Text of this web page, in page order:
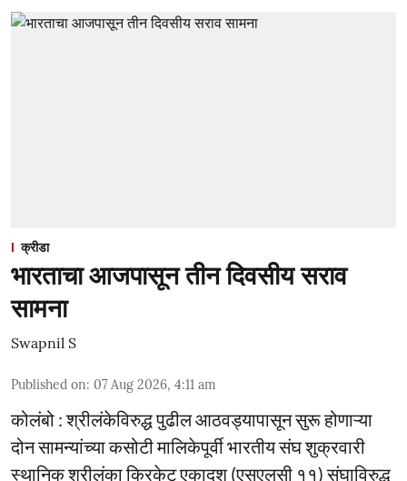
क्रीडा
भारताचा आजपासून तीन दिवसीय सराव
सामना
Swapnil S
Published on: 07 Aug 2026, 4:11 am
कोलंबो : श्रीलंकेविरुद्ध पुढील आठवड्यापासून सुरू होणाऱ्या
दोन सामन्यांच्या कसोटी मालिकेपूर्वी भारतीय संघ शुक्रवारी
स्थानिक श्रीलंका क्रिकेट एकादश (एसएलसी ११) संघाविरुद्ध